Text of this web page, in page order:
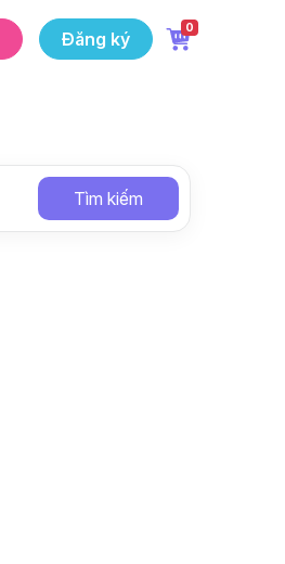
Đăng ký
0
Tìm kiếm